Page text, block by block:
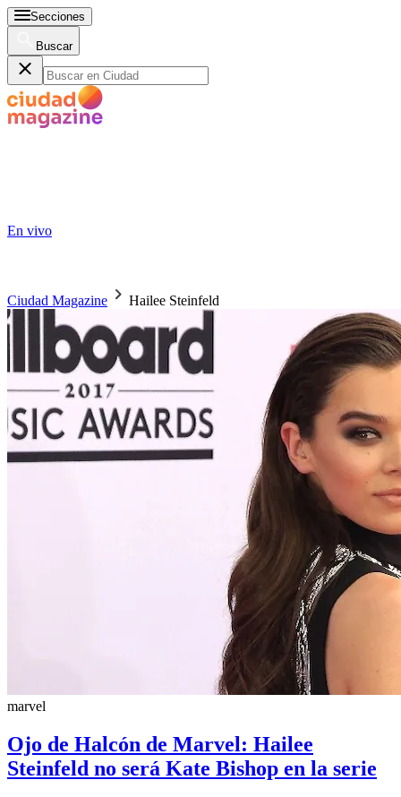
Secciones
Buscar
En vivo
Ciudad Magazine Hailee Steinfeld
marvel
Ojo de Halcón de Marvel: Hailee
Steinfeld no será Kate Bishop en la serie